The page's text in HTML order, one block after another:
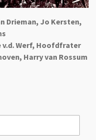
Drieman, Jo Kersten,
v.d. Werf, Hoofdfrater
Harry van Rossum